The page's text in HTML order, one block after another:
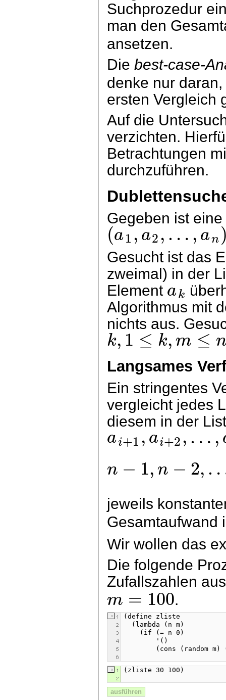
Suchprozedur
man den
ansetzen.
Diebest-case-
denke nur
ersten Vergleich
Auf die
verzichten.
Betrachtungen
durchzuführen.
Gegeben ist
(a1,a2,…,an
Gesucht ist das
zweimal) in der
Element ak
Algorithmus mit
nichts aus.
k,1≤ k,m ≤
Langsames
Ein stringentes
vergleicht jedes
diesem in der
ai+1,ai+2,…,
n − 1,n − 2,
jeweils
Gesamtaufwand
Wir wollen das
Die folgende
Zufallszahlen
m = 100.
ausführen